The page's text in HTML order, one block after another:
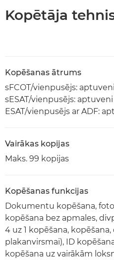
Kopētāja
Kopēšanas ātrums
sFCOT/vienpusējs:
sESAT/vienpusējs:
ESAT/vienpusējs ar ADF:
Vairākas kopijas
Maks. 99 kopijas
Kopēšanas funkcijas
Dokumentu kopēšana,
kopēšana bez apmales,
4 uz 1 kopēšana,
plakanvirsmai), ID
kopēšana uz vairākām